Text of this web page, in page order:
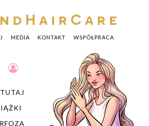
MEDIA KONTAKT WSPÓŁPRACA